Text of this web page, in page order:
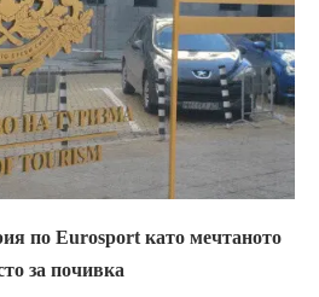
по Eurosport като мечтаното
за почивка